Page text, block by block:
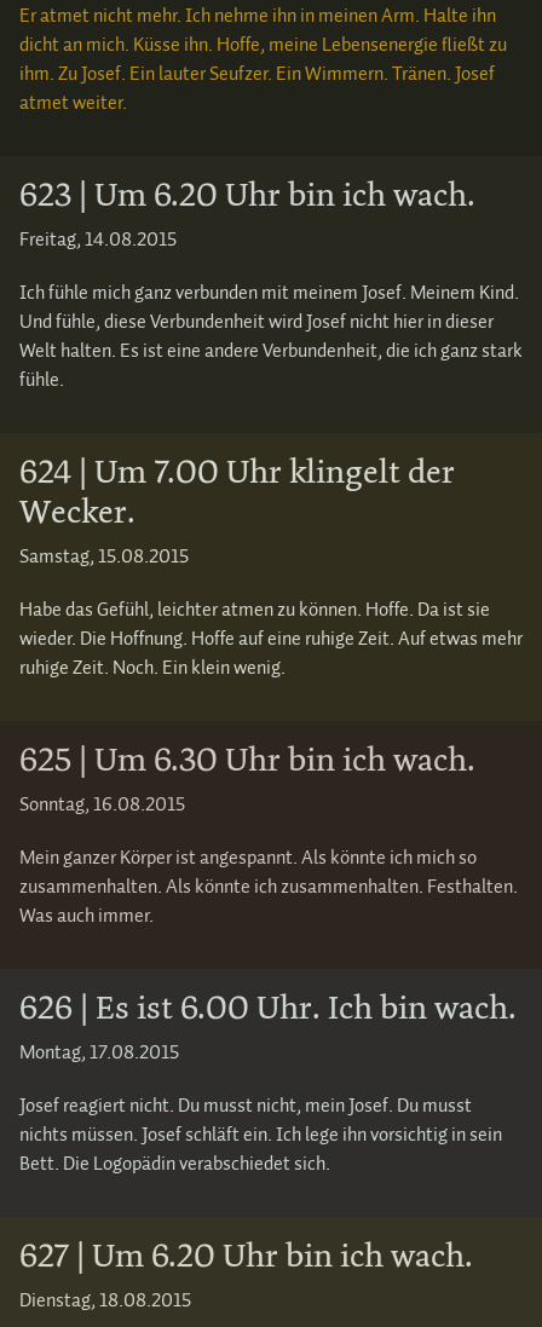
Er atmet nicht mehr. Ich nehme ihn in meinen Arm. Halte ihn
dicht an mich. Küsse ihn. Hoffe, meine Lebensenergie fließt zu
ihm. Zu Josef. Ein lauter Seufzer. Ein Wimmern. Tränen. Josef
atmet weiter.
623 | Um 6.20 Uhr bin ich wach.
Freitag, 14.08.2015
Ich fühle mich ganz verbunden mit meinem Josef. Meinem Kind.
Und fühle, diese Verbundenheit wird Josef nicht hier in dieser
Welt halten. Es ist eine andere Verbundenheit, die ich ganz stark
fühle.
624 | Um 7.00 Uhr klingelt der
Wecker.
Samstag, 15.08.2015
Habe das Gefühl, leichter atmen zu können. Hoffe. Da ist sie
wieder. Die Hoffnung. Hoffe auf eine ruhige Zeit. Auf etwas mehr
ruhige Zeit. Noch. Ein klein wenig.
625 | Um 6.30 Uhr bin ich wach.
Sonntag, 16.08.2015
Mein ganzer Körper ist angespannt. Als könnte ich mich so
zusammenhalten. Als könnte ich zusammenhalten. Festhalten.
Was auch immer.
626 | Es ist 6.00 Uhr. Ich bin wach.
Montag, 17.08.2015
Josef reagiert nicht. Du musst nicht, mein Josef. Du musst
nichts müssen. Josef schläft ein. Ich lege ihn vorsichtig in sein
Bett. Die Logopädin verabschiedet sich.
627 | Um 6.20 Uhr bin ich wach.
Dienstag, 18.08.2015